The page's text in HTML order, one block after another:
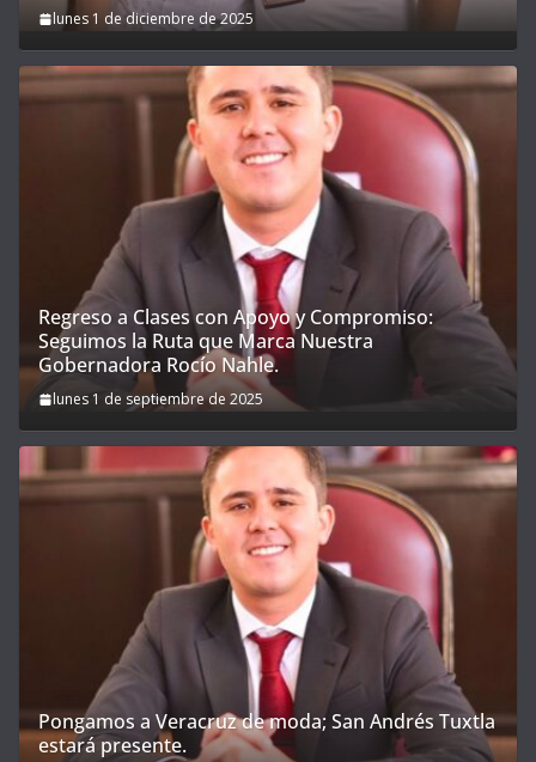
lunes 1 de diciembre de 2025
Regreso a Clases con Apoyo y Compromiso:
Seguimos la Ruta que Marca Nuestra
Gobernadora Rocío Nahle.
lunes 1 de septiembre de 2025
Pongamos a Veracruz de moda; San Andrés Tuxtla
estará presente.